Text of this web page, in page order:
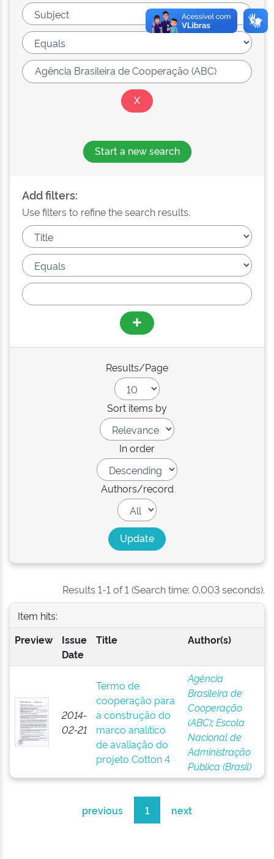
Start a new search
Add filters:
Use filters to refine the search results.
Results/Page
Sort items by
In order
Authors/record
Results 1-1 of 1 (Search time: 0.003 seconds).
Item hits:
Preview
Issue
Date
Title Author(s)
2014-
02-21
Termo de
cooperação para
a construção do
marco analítico
de avaliação do
projeto Cotton 4
Agência
Brasileira de
Cooperação
(ABC);Escola
Nacional de
Administração
Pública (Brasil)
previous 1 next